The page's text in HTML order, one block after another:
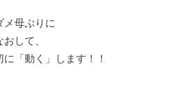
メ母ぶりに
して、
「動く」します！！